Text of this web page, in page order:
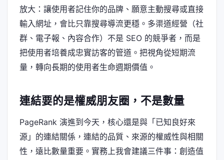
放大：讓使用者記住你的品牌、願意主動搜尋或直接
輸入網址，會比只靠搜尋導流更穩。多渠道經營（社
群、電子報、內容合作）不是 SEO 的競爭者，而是
把使用者培養成忠實訪客的管道。把視角從短期流
量，轉向長期的使用者生命週期價值。
連結要的是權威朋友圈，不是數量
PageRank 演進到今天，核心還是與「已知良好來
源」的連結關係，連結的品質、來源的權威性與相關
性，遠比數量重要。實務上我會建議三件事：創造值